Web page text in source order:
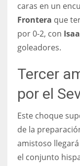
caras en un
Frontera que
por 0-2, con
goleadores.
Tercer
por el
Este choque
de la
amistoso
el conjunto